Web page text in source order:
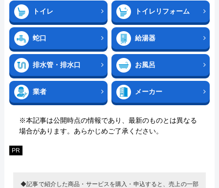
トイレ トイレリフォーム
蛇口 給湯器
排水管・排水口 お風呂
業者 メーカー
※本記事は公開時点の情報であり、最新のものとは異なる
場合があります。あらかじめご了承ください。
PR
◆記事で紹介した商品・サービスを購入・申込すると、売上の一部